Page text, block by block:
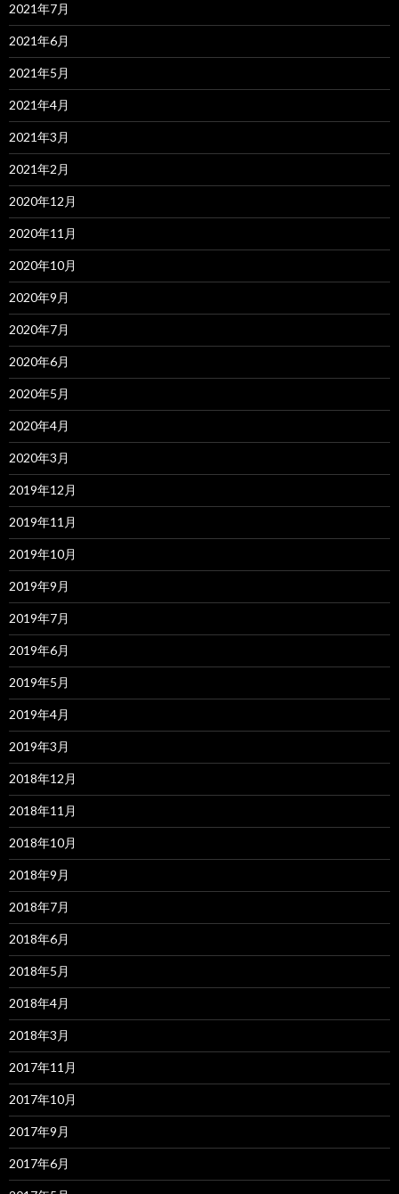
2021年7月
2021年6月
2021年5月
2021年4月
2021年3月
2021年2月
2020年12月
2020年11月
2020年10月
2020年9月
2020年7月
2020年6月
2020年5月
2020年4月
2020年3月
2019年12月
2019年11月
2019年10月
2019年9月
2019年7月
2019年6月
2019年5月
2019年4月
2019年3月
2018年12月
2018年11月
2018年10月
2018年9月
2018年7月
2018年6月
2018年5月
2018年4月
2018年3月
2017年11月
2017年10月
2017年9月
2017年6月